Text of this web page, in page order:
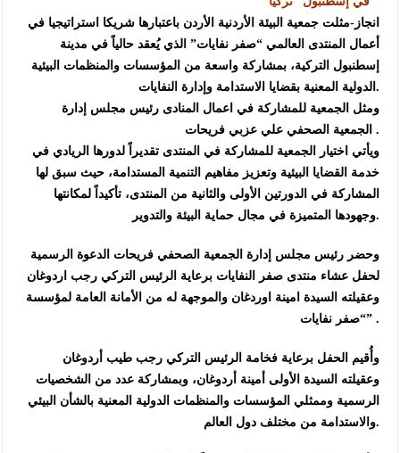
انجاز-مثلت جمعية البيئة الأردنية الأردن باعتبارها شريكا استراتيجيا في
أعمال المنتدى العالمي “صفر نفايات” الذي يُعقد حالياً في مدينة
إسطنبول التركية، بمشاركة واسعة من المؤسسات والمنظمات البيئية
الدولية المعنية بقضايا الاستدامة وإدارة النفايات.
ومثل الجمعية للمشاركة في اعمال المنادى رئيس مجلس إدارة
الجمعية الصحفي علي عزبي فريحات .
ويأتي اختيار الجمعية للمشاركة في المنتدى تقديراً لدورها الريادي في
خدمة القضايا البيئية وتعزيز مفاهيم التنمية المستدامة، حيث سبق لها
المشاركة في الدورتين الأولى والثانية من المنتدى، تأكيداً لمكانتها
وجهودها المتميزة في مجال حماية البيئة والتدوير.
وحضر رئيس مجلس إدارة الجمعية الصحفي فريحات الدعوة الرسمية
لحفل عشاء منتدى صفر النفايات برعاية الرئيس التركي رجب اردوغان
وعقيلته السيدة امينة اوردغان والموجهة له من الأمانة العامة لمؤسسة
“صفر نفايات” .
وأُقيم الحفل برعاية فخامة الرئيس التركي رجب طيب أردوغان
وعقيلته السيدة الأولى أمينة أردوغان، وبمشاركة عدد من الشخصيات
الرسمية وممثلي المؤسسات والمنظمات الدولية المعنية بالشأن البيئي
والاستدامة من مختلف دول العالم.